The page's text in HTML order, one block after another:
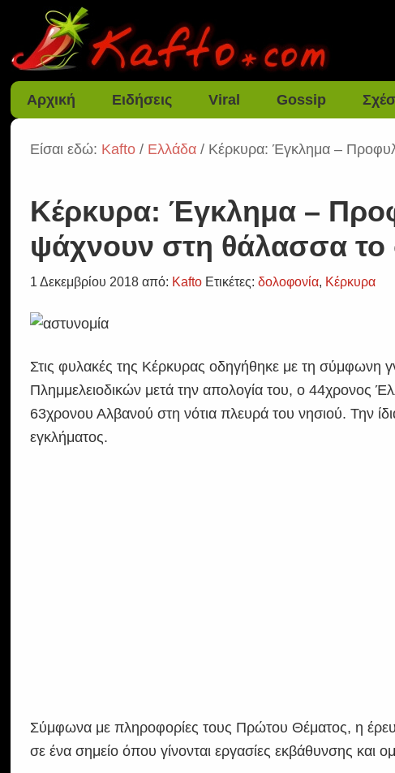
Αρχική Ειδήσεις Viral Gossip
Είσαι εδώ: Kafto / Ελλάδα / Κέρκυρα: Έγκλημα –
Κέρκυρα: Έγκλημα –
ψάχνουν στη θάλασσα
1 Δεκεμβρίου 2018 από: Kafto Ετικέτες:δολοφονία, Κέρκυρα
Στις φυλακές της Κέρκυρας οδηγήθηκε με τη σύμφωνη
Πλημμελειοδικών μετά την απολογία του, ο 44χρονος
63χρονου Αλβανού στη νότια πλευρά του νησιού. Την
εγκλήματος.
Σύμφωνα με πληροφορίες τους Πρώτου Θέματος, η
σε ένα σημείο όπου γίνονται εργασίες εκβάθυνσης και